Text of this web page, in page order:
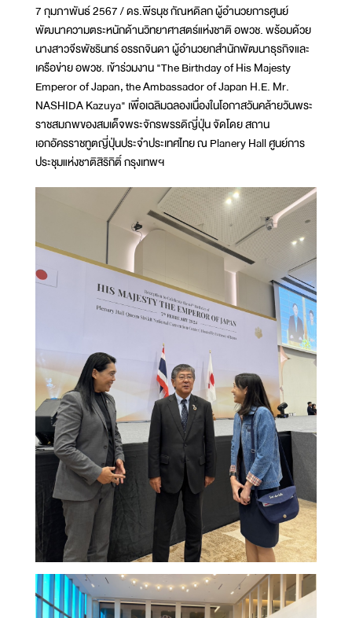
7 กุมภาพันธ์ 2567 / ดร.พีรนุช กัณหดิลก ผู้อำนวยการศูนย์
พัฒนาความตระหนักด้านวิทยาศาสตร์แห่งชาติ อพวช. พร้อมด้วย
นางสาวจีรพัชรินทร์ อรรถจินดา ผู้อำนวยกสำนักพัฒนาธุรกิจและ
เครือข่าย อพวช. เข้าร่วมงาน "The Birthday of His Majesty
Emperor of Japan, the Ambassador of Japan H.E. Mr.
NASHIDA Kazuya" เพื่อเฉลิมฉลองเนื่องในโอกาสวันคล้ายวันพระ
ราชสมภพของสมเด็จพระจักรพรรดิญี่ปุ่น จัดโดย สถาน
เอกอัครราชทูตญี่ปุ่นประจำประเทศไทย ณ Planery Hall ศูนย์การ
ประชุมแห่งชาติสิริกิติ์ กรุงเทพฯ